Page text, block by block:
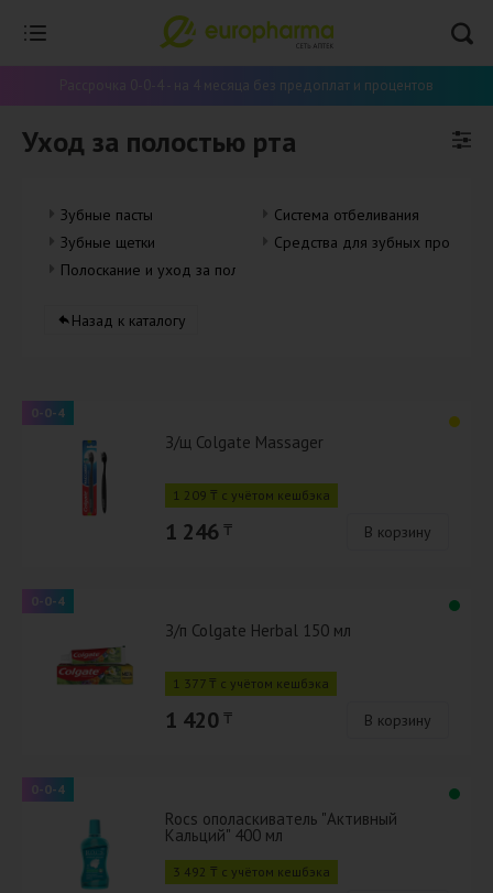
Рассрочка 0-0-4 - на 4 месяца без предоплат и процентов
Уход за полостью рта
Зубные пасты
Зубные щетки
Полоскание и уход за полостью рта
Система отбеливания
Средства для зубных протезов
Назад к каталогу
0-0-4
З/щ Colgate Massager
1 209 ₸ с учётом кешбэка
1 246 ₸ В корзину
0-0-4
З/п Colgate Herbal 150 мл
1 377 ₸ с учётом кешбэка
1 420 ₸ В корзину
0-0-4
Rocs ополаскиватель "Активный
Кальций" 400 мл
3 492 ₸ с учётом кешбэка